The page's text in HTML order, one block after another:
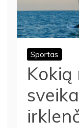
Sportas
Kokią